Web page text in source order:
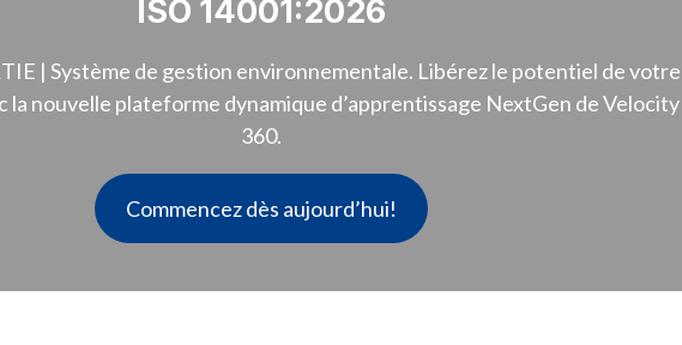
ISO 14001:2026
| Système de gestion environnementale. Libérez le potentiel de votre
la nouvelle plateforme dynamique d’apprentissage NextGen de Velocity
360.
Commencez dès aujourd’hui!